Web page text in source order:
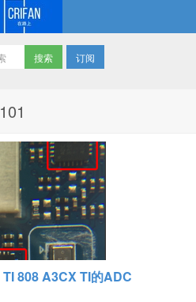
订阅
TI 808 A3CX TI的ADC